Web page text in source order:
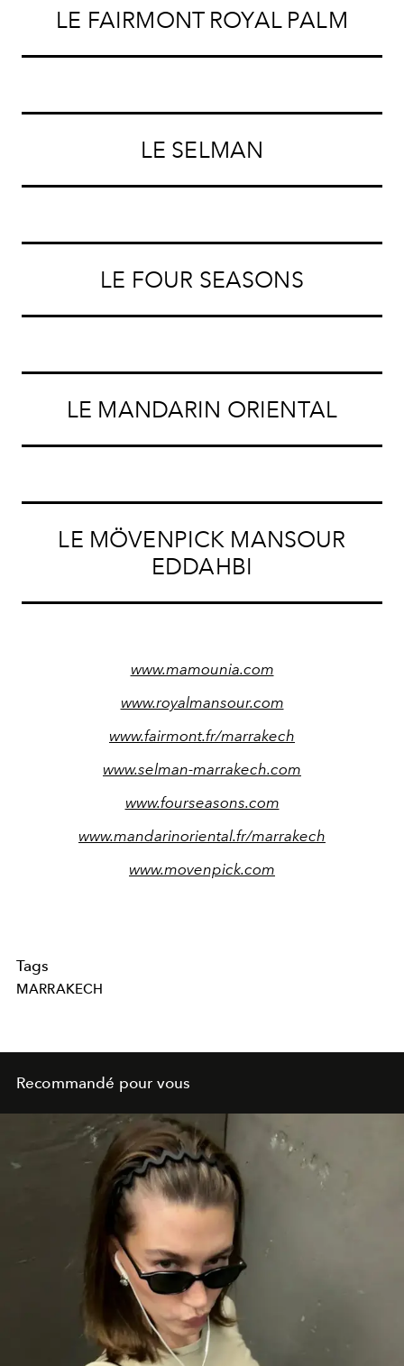
LE FAIRMONT ROYAL PALM
LE SELMAN
LE FOUR SEASONS
LE MANDARIN ORIENTAL
LE MÖVENPICK MANSOUR
EDDAHBI
www.mamounia.com
www.royalmansour.com
www.fairmont.fr/marrakech
www.selman-marrakech.com
www.fourseasons.com
www.mandarinoriental.fr/marrakech
www.movenpick.com
Tags
MARRAKECH
Recommandé pour vous